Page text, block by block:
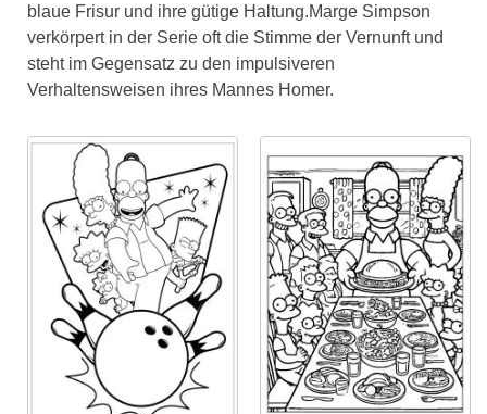
blaue Frisur und ihre gütige Haltung.Marge Simpson
verkörpert in der Serie oft die Stimme der Vernunft und
steht im Gegensatz zu den impulsiveren
Verhaltensweisen ihres Mannes Homer.